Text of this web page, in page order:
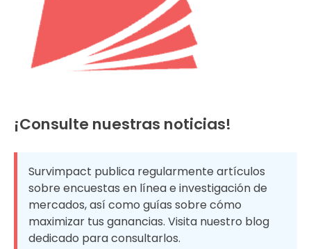
¡Consulte nuestras noticias!
Survimpact publica regularmente artículos
sobre encuestas en línea e investigación de
mercados, así como guías sobre cómo
maximizar tus ganancias. Visita nuestro blog
dedicado para consultarlos.